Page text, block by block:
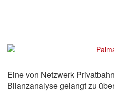
Eine von Netzwerk
Bilanzanalyse gelangt zu